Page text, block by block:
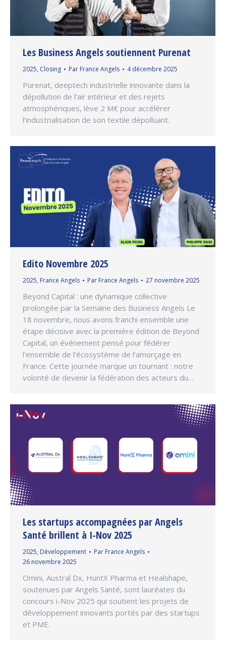
Les Business Angels soutiennent Purenat
2025, Closing Par France Angels 4 décembre 2025
Purenat, deeptech industrielle innovante dans la
dépollution de l’air intérieur et des rejets
atmosphériques, lève 2 M€ pour accélérer
l’industrialisation de son textile dépolluant.
Edito Novembre 2025
2025, France Angels Par France Angels 27 novembre 2025
Beyond Capital : une dynamique collective
prolongée par la Semaine des Business Angels Le
18 novembre, nous avons franchi ensemble une
étape décisive avec la première édition de Beyond
Capital, un événement pensé pour fédérer
l’ensemble de l’écosystème de l’amorçage en
France. Cette journée marque un tournant : notre
volonté de devenir la fédération des acteurs du…
Les startups accompagnées par Angels
Santé brillent à I-Nov 2025
2025, Développement Par France Angels
26 novembre 2025
Omini, Austral Dx, HuntX Pharma et Healshape,
soutenues par Angels Santé, sont lauréates du
concours i-Nov 2025 qui soutient les projets de
développement innovants portés par des startups
et PME.